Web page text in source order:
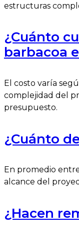
estructuras
¿Cuánto
barbacoa
El costo varía
complejidad del
presupuesto.
¿Cuánto
En promedio
alcance del
¿Hacen